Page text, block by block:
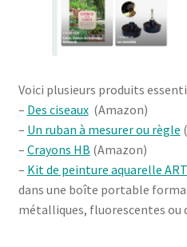
Voici plusieurs produits
– Des ciseaux(Amazon)
– Un ruban à mesurer ou règle
– Crayons HB (Amazon)
– Kit de peinture aquarelle
dans une boîte portable
métalliques, fluorescentes ou